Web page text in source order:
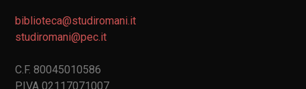
biblioteca@studiromani.it
studiromani@pec.it
C.F. 80045010586
P.IVA 02117071007